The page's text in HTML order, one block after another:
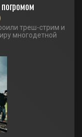
треш-стрим и
многодетной